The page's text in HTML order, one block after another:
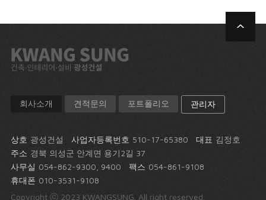
회사소개 견적문의 포트폴리오 관리자
상호 광성건설 사업자등록번호 510-17-65380 대표 김정호
주소 경북 의성군 안계면 용기2길 37
사무실 054-862-9300, 9400 팩스 054-861-9108
휴대폰 010-3531-9108
Copyright ⓒ 2023 KWANGSUNG. All right reserved.